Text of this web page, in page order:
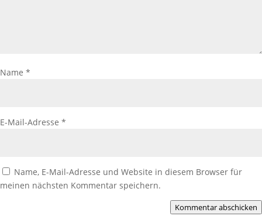
Name *
E-Mail-Adresse *
Name, E-Mail-Adresse und Website in diesem Browser für
meinen nächsten Kommentar speichern.
Kommentar abschicken